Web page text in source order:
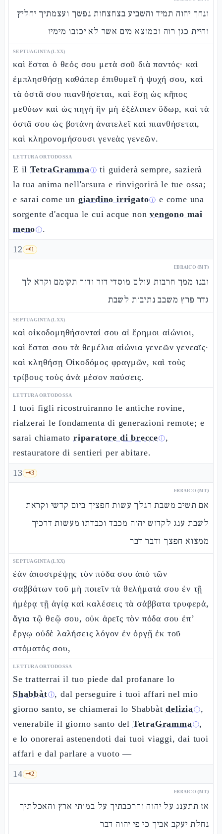
ונחך יהוה תמיד והשביע בצחצחות נפשך ועצמתיך יחליץ
והיית כגן רוה וכמוצא מים אשר לא יכזבו מימיו
SEPTUAGINTA (LXX)
καὶ ἔσται ὁ θεός σου μετὰ σοῦ διὰ παντός· καὶ
ἐμπλησθήσῃ καθάπερ ἐπιθυμεῖ ἡ ψυχή σου, καὶ
τὰ ὀστᾶ σου πιανθήσεται, καὶ ἔσῃ ὡς κῆπος
μεθύων καὶ ὡς πηγὴ ἣν μὴ ἐξέλιπεν ὕδωρ, καὶ τὰ
ὀστᾶ σου ὡς βοτάνη ἀνατελεῖ καὶ πιανθήσεται,
καὶ κληρονομήσουσι γενεὰς γενεῶν.
LETTURA ORTODOSSA
E il TetraGrammaⓘ ti guiderà sempre, sazierà
la tua anima nell'arsura e rinvigorirà le tue ossa;
e sarai come un giardino irrigatoⓘ e come una
sorgente d'acqua le cui acque nonvengono mai
menoⓘ.
12 🗝️1
EBRAICO (MT)
ובנו ממך חרבות עולם מוסדי דור ודור תקומם וקרא לך
גדר פרץ משבב נתיבות לשבת
SEPTUAGINTA (LXX)
καὶ οἰκοδομηθήσονταί σου αἱ ἔρημοι αἰώνιοι,
καὶ ἔσται σου τὰ θεμέλια αἰώνια γενεῶν γενεαῖς·
καὶ κληθήσῃ Οἰκοδόμος φραγμῶν, καὶ τοὺς
τρίβους τοὺς ἀνὰ μέσον παύσεις.
LETTURA ORTODOSSA
I tuoi figli ricostruiranno le antiche rovine,
rialzerai le fondamenta di generazioni remote; e
sarai chiamatoriparatore di brecceⓘ,
restauratore di sentieri per abitare.
13 🗝️3
EBRAICO (MT)
אם תשיב משבת רגלך עשות חפציך ביום קדשי וקראת
לשבת ענג לקדוש יהוה מכבד וכבדתו מעשות דרכיך
ממצוא חפצך ודבר דבר
SEPTUAGINTA (LXX)
ἐὰν ἀποστρέψῃς τὸν πόδα σου ἀπὸ τῶν
σαββάτων τοῦ μὴ ποιεῖν τὰ θελήματά σου ἐν τῇ
ἡμέρᾳ τῇ ἁγίᾳ καὶ καλέσεις τὰ σάββατα τρυφερά,
ἅγια τῷ θεῷ σου, οὐκ ἀρεῖς τὸν πόδα σου ἐπ’
ἔργῳ οὐδὲ λαλήσεις λόγον ἐν ὀργῇ ἐκ τοῦ
στόματός σου,
LETTURA ORTODOSSA
Se tratterrai il tuo piede dal profanare lo
Shabbàtⓘ, dal perseguire i tuoi affari nel mio
giorno santo, se chiamerai lo Shabbàtdeliziaⓘ,
venerabile il giorno santo del TetraGrammaⓘ,
e lo onorerai astenendoti dai tuoi viaggi, dai tuoi
affari e dal parlare a vuoto —
14 🗝️2
EBRAICO (MT)
אז תתענג על יהוה והרכבתיך על במותי ארץ והאכלתיך
נחלת יעקב אביך כי פי יהוה דבר